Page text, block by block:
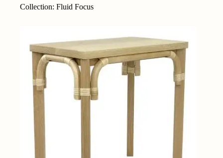
Collection: Fluid Focus